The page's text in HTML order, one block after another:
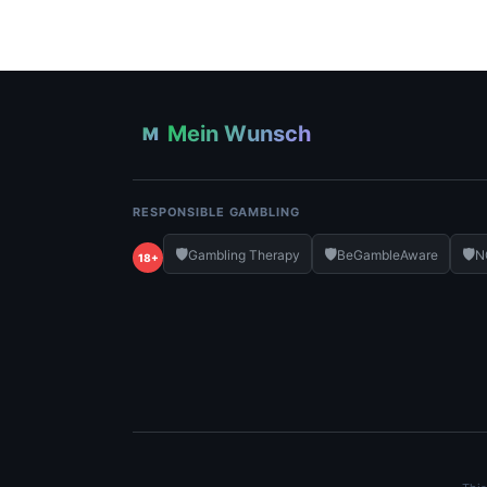
M Mein Wunsch
RESPONSIBLE GAMBLING
18+ 🛡️Gambling Therapy 🛡️BeGambleAware 🛡️